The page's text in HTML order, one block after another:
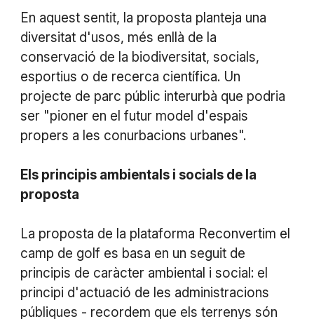
En aquest sentit, la proposta planteja una
diversitat d'usos, més enllà de la
conservació de la biodiversitat, socials,
esportius o de recerca científica. Un
projecte de parc públic interurbà que podria
ser "pioner en el futur model d'espais
propers a les conurbacions urbanes".
Els principis ambientals i socials de la
proposta
La proposta de la plataforma Reconvertim el
camp de golf es basa en un seguit de
principis de caràcter ambiental i social: el
principi d'actuació de les administracions
públiques - recordem que els terrenys són